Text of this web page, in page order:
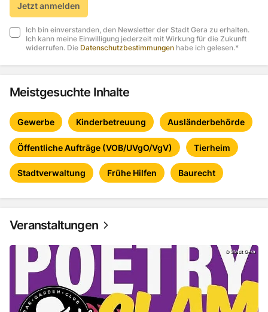
Jetzt anmelden
Ich bin einverstanden, den Newsletter der Stadt Gera zu erhalten.
Ich kann meine Einwilligung jederzeit mit Wirkung für die Zukunft
widerrufen. Die Datenschutzbestimmungen habe ich gelesen.*
Meistgesuchte Inhalte
Gewerbe Kinderbetreuung Ausländerbehörde
Öffentliche Aufträge (VOB/UVgO/VgV) Tierheim
Stadtverwaltung Frühe Hilfen Baurecht
Veranstaltungen
POETRY SLAM - Sommergarten Edition, Fr.,
© Stadt Gera